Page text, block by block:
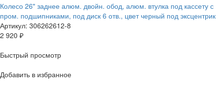
Колесо 26" заднее алюм. двойн. обод, алюм. втулка под кассету с
пром. подшипниками, под диск 6 отв., цвет черный под эксцентрик
Артикул: 306262612-8
2 920 ₽
Быстрый просмотр
Добавить в избранное